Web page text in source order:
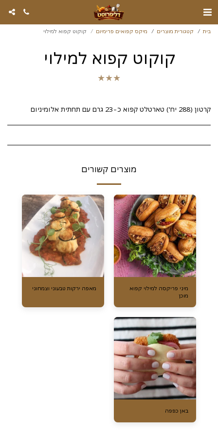
בית קטגורית מוצרים מיקס קפואים פרימיום קוקוט קפוא למילוי
קוקוט קפוא למילוי
★
★
★
קרטון (288 יח') טארטלט קפוא כ-23 גרם עם תחתית אלומיניום
מוצרים קשורים
מיני פריקסה למילוי קפוא
מוכן
מאפה ירקות טבעוני וצמחוני
באן כפפה